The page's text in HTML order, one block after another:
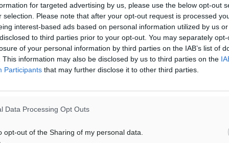
for targeted advertising by us, please use the below opt-out
selection. Please note that after your opt-out request is processed
interest-based ads based on personal information utilized by us
to third parties prior to your opt-out. You may separately
of your personal information by third parties on the IAB’s list of
This information may also be disclosed by us to third parties on the
Participants that may further disclose it to other third parties.
Data Processing Opt Outs
opt-out of the Sharing of my personal data.
ότι «η μείωση του ΦΠΑ
όποιον εισηγείται
και ποια επιδόματα θα
στην αντιπολίτευση
Κασσελάκη είναι 45
έστω ένα τμήμα αυτού
και στη χρεοκοπία».
δημοσιονομικής
Σε έναν πανίσχυρο
µηχανισµό µετατρέπεται
η εφορία µέσω του νέου
αποκτώντας οπτική 360
µοιρών για…
Τον Σεπτέμβριο θα